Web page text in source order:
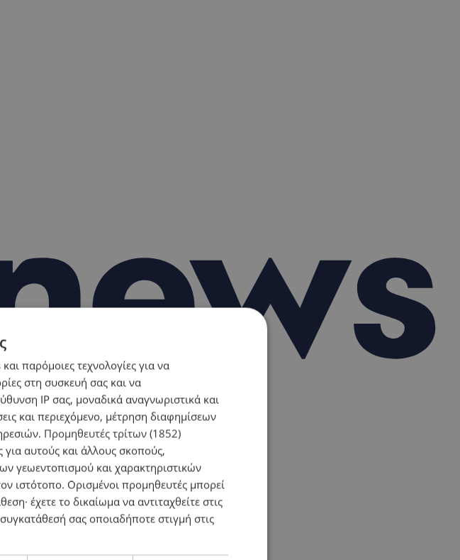
παρόμοιες τεχνολογίες για να
στη συσκευή σας και να
IP σας, μοναδικά αναγνωριστικά και
και περιεχόμενο, μέτρηση διαφημίσεων
Προμηθευτές τρίτων (1852)
για αυτούς και άλλους σκοπούς,
γεωεντοπισμού και χαρακτηριστικών
ιστότοπο. Ορισμένοι προμηθευτές μπορεί
έχετε το δικαίωμα να αντιταχθείτε στις
σας οποιαδήποτε στιγμή στις